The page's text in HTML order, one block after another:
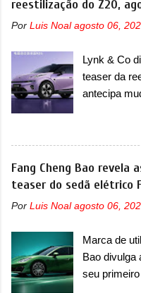
japoneses e
vendas em
vinha em 3
do hatch e
semestre
O modelo
que vão
mais
motivos
nada os
imagens
com um
passa a
destacado
faróis. Ele
novo abaixo
inferio...
reestilização do Z20,
Por Luis Noal agosto 06,
Lynk & Co
teaser da
antecipa
apresentar
para o Z20,
vendido no
lançamento,
mudará de
vendido na
mudanças
pode ser
Fang Cheng Bao revela
teaser do sedã elétrico
Por Luis Noal agosto 06,
Marca de
Bao divulga
seu